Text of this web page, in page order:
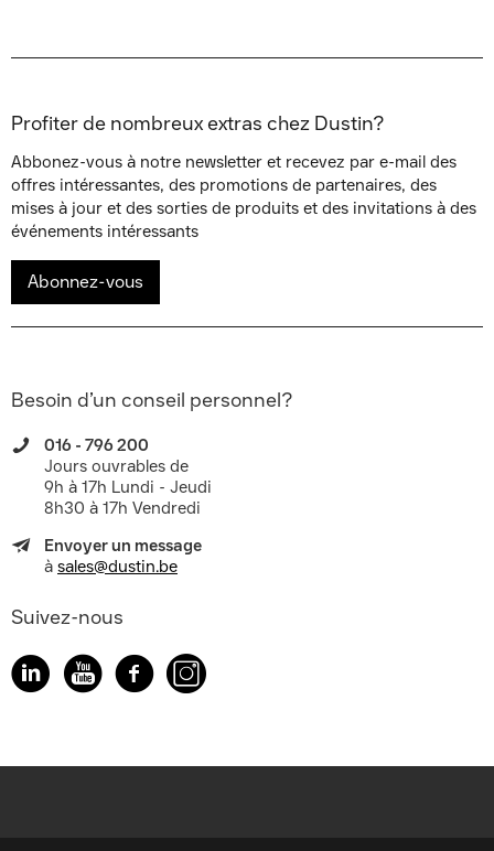
Profiter de nombreux extras chez Dustin?
Abbonez-vous à notre newsletter et recevez par e-mail des
offres intéressantes, des promotions de partenaires, des
mises à jour et des sorties de produits et des invitations à des
événements intéressants
Abonnez-vous
Besoin d’un conseil personnel?
016 - 796 200
Jours ouvrables de
9h à 17h Lundi - Jeudi
8h30 à 17h Vendredi
Envoyer un message
à sales@dustin.be
Suivez-nous